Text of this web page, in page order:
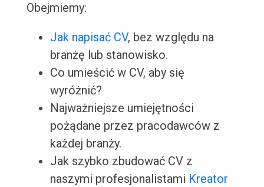
Obejmiemy:
Jak napisać CV, bez względu na
branżę lub stanowisko.
Co umieścić w CV, aby się
wyróżnić?
Najważniejsze umiejętności
pożądane przez pracodawców z
każdej branży.
Jak szybko zbudować CV z
naszymi profesjonalistami Kreator